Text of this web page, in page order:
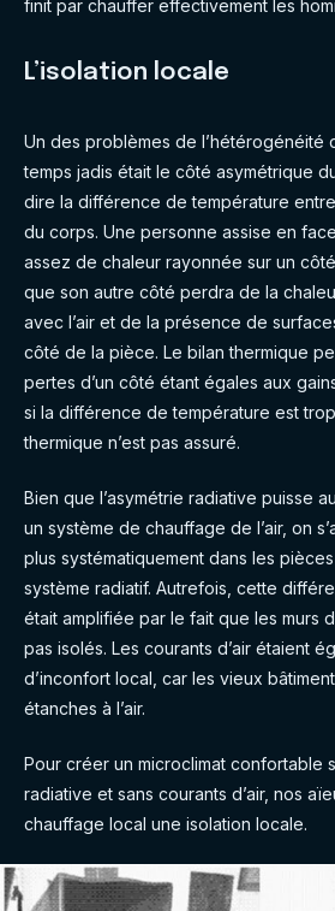
finit par chauffer effectivement les
L’isolation locale
Un des problèmes de l’hétérogénéité
temps jadis était le côté asymétrique
dire la différence de température
du corps. Une personne assise en
assez de chaleur rayonnée sur un
que son autre côté perdra de la
avec l’air et de la présence de
côté de la pièce. Le bilan thermique
pertes d’un côté étant égales aux
si la différence de température est
thermique n’est pas assuré.
Bien que l’asymétrie radiative puisse
un système de chauffage de l’air, on
plus systématiquement dans les
système radiatif. Autrefois, cette
était amplifiée par le fait que les murs
pas isolés. Les courants d’air étaient
d’inconfort local, car les vieux
étanches à l’air.
Pour créer un microclimat confortable
radiative et sans courants d’air, nos
chauffage local une isolation locale.